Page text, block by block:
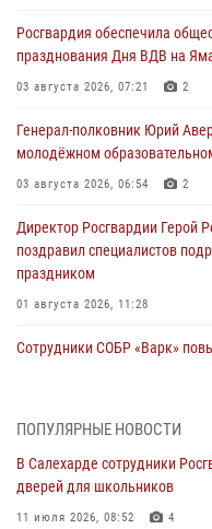
Росгвардия обеспечила
празднования Дня ВДВ на
03 августа 2026, 07:21 2
Генерал-полковник Юрий
молодёжном
03 августа 2026, 06:54 2
Директор Росгвардии Герой
поздравил специалистов
праздником
01 августа 2026, 11:28
Сотрудники СОБР «Варк»
Офицеры спецназа
29 июля 2026, 10:42
В Уральском округе
ПОПУЛЯРНЫЕ НОВОСТИ
В Салехарде сотрудники
дверей для школьников
11 июля 2026, 08:52 4